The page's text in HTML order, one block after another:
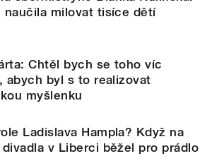
naučila milovat tisíce dětí
Chtěl bych se toho víc
abych byl s to realizovat
myšlenku
Ladislava Hampla? Když na
v Liberci běžel pro prádlo